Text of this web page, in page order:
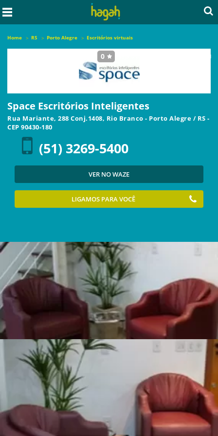
Home RS Porto Alegre Escritórios virtuais
0 seja o primeiro a avaliar este local
Space Escritórios Inteligentes
Rua Mariante, 288 Conj.1408, Rio Branco - Porto Alegre / RS -
CEP 90430-180
(51) 3269-5400
VER NO WAZE
LIGAMOS PARA VOCÊ